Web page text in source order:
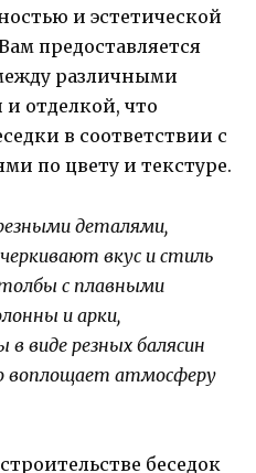
и эстетической
предоставляется
различными
отделкой, что
в соответствии с
по цвету и текстуре.
деталями,
вкус и стиль
с плавными
и арки,
виде резных балясин
воплощает атмосферу
беседок